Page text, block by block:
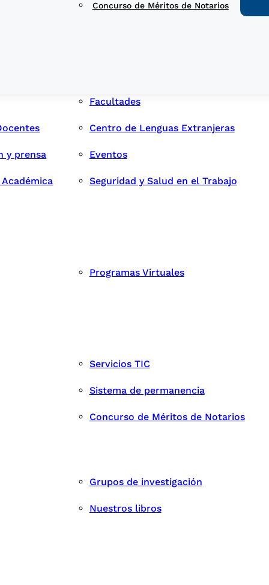
Concurso de Méritos de Notarios
Facultades
Centro de Lenguas Extranjeras
y prensa Eventos
Seguridad y Salud en el Trabajo
Programas Virtuales
Servicios TIC
Sistema de permanencia
Concurso de Méritos de Notarios
Grupos de investigación
Nuestros libros